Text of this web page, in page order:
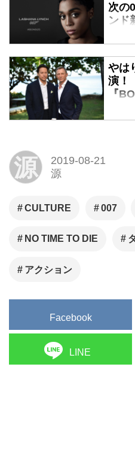
次の
ンド
チ
ンオ
現在
最新
で、
やは
演！
『
-
ーン
ーズ
の『
リー
源
2019-08-21
源
CULTURE 007
NO TIME TO DIE
アクション
Facebook
LINE